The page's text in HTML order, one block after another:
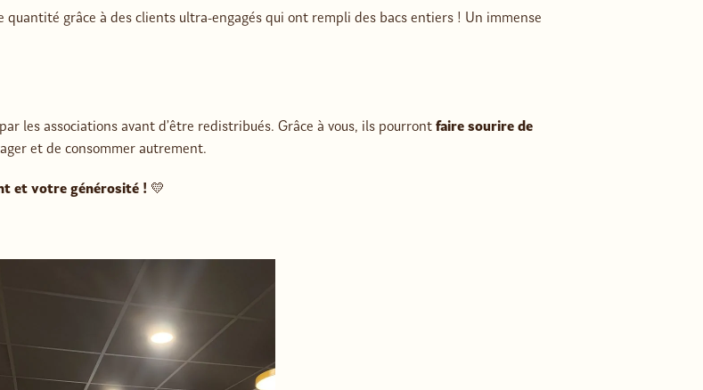
quantité grâce à des clients ultra-engagés qui ont rempli des bacs entiers ! Un immense
les associations avant d’être redistribués. Grâce à vous, ils pourront faire sourire de
et de consommer autrement.
et votre générosité ! 💛